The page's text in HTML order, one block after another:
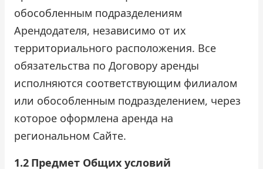
обособленным подразделениям
Арендодателя, независимо от их
территориального расположения. Все
обязательства по Договору аренды
исполняются соответствующим филиалом
или обособленным подразделением, через
которое оформлена аренда на
региональном Сайте.
1.2 Предмет Общих условий